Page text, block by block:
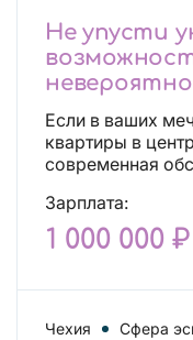
Не упусти
Если в ваших
квартиры в
современная
Зарплата:
1 000 000 ₽
Чехия Сфера